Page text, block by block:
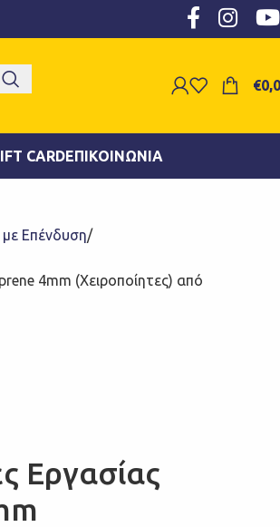
€
CARDΕΠΙΚΟΙΝΩΝΊΑ
Επένδυση
4mm (Χειροποίητες) από
Εργασίας